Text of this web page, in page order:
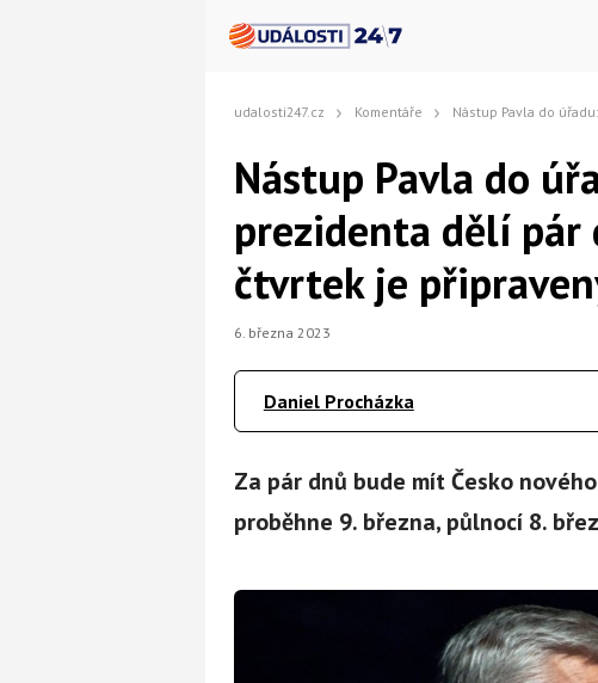
udalosti247.cz Komentáře Nástup Pavla do úřadu: Česko od změny prezidenta dělí
Nástup Pavla do
prezidenta dělí pár
čtvrtek je
6. března 2023
Daniel Procházka
Za pár dnů bude mít Česko
proběhne 9. března, půlnocí 8.